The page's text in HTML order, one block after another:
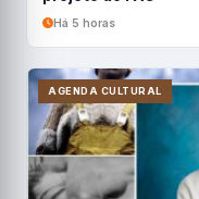
Há 5 horas
AGENDA CULTURAL